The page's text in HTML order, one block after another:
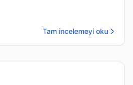
Tam incelemeyi oku